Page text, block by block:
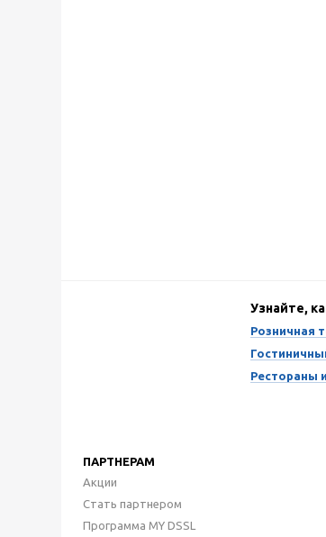
Узнайте,
Розничная
Рестораны
ПАРТНЕРАМ
Акции
Стать партнером
Программа MY DSSL